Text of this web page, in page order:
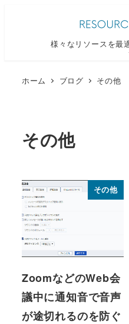
様々なリソースを最
ホーム ブログ その他
その他
その他
ZoomなどのWeb会
議中に通知音で音声
が途切れるのを防ぐ